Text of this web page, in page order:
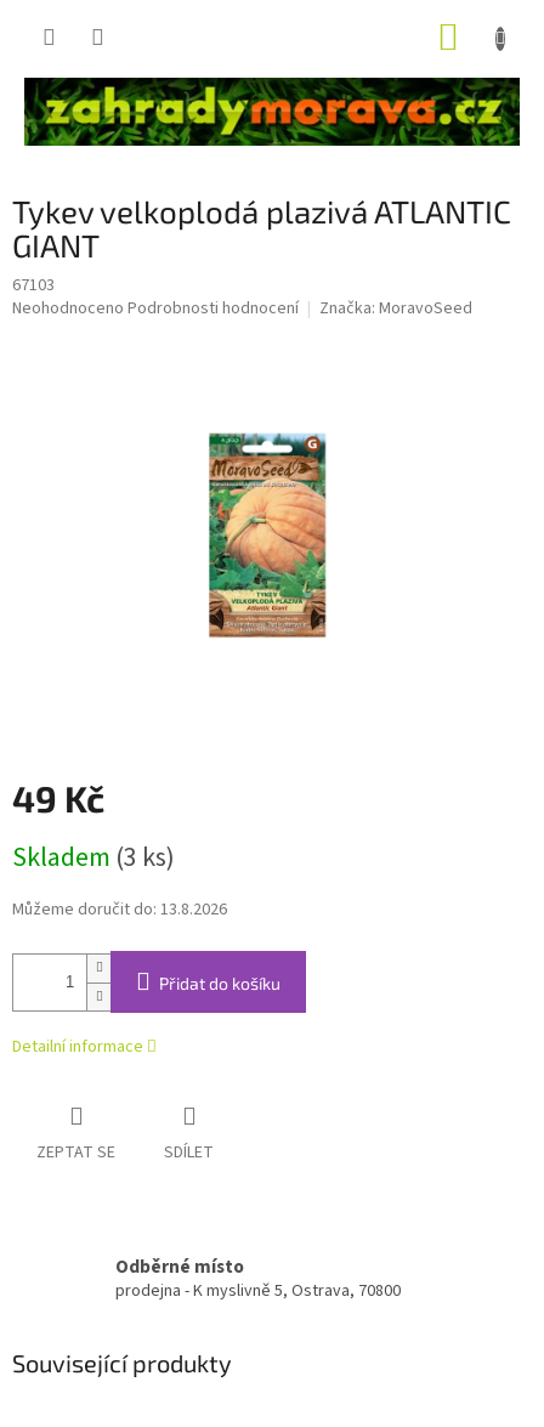
Tykev velkoplodá plazivá ATLANTIC
GIANT
67103
Průměrné
Neohodnoceno Podrobnosti hodnocení Značka: MoravoSeed
49 Kč
cena:
Skladem (3 ks)
Můžeme doručit do: 13.8.2026
Přidat do košíku
Detailní informace
ZEPTAT SE SDÍLET
Odběrné místo
prodejna - K myslivně 5, Ostrava, 70800
Související produkty